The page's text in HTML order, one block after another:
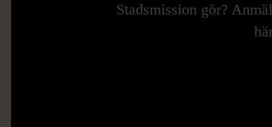
Stadsmission gör?